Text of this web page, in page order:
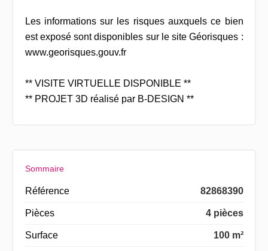
Les informations sur les risques auxquels ce bien
est exposé sont disponibles sur le site Géorisques :
www.georisques.gouv.fr
** VISITE VIRTUELLE DISPONIBLE **
** PROJET 3D réalisé par B-DESIGN **
Sommaire
Référence 82868390
Pièces 4 pièces
Surface 100 m²